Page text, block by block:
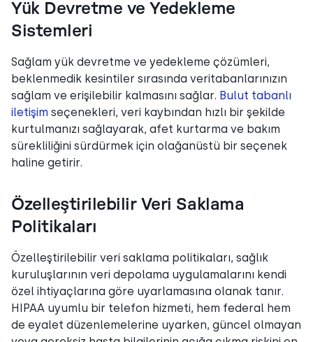
Yük Devretme ve Yedekleme
Sistemleri
Sağlam yük devretme ve yedekleme çözümleri,
beklenmedik kesintiler sırasında veritabanlarınızın
sağlam ve erişilebilir kalmasını sağlar. Bulut tabanlı
iletişim seçenekleri, veri kaybından hızlı bir şekilde
kurtulmanızı sağlayarak, afet kurtarma ve bakım
sürekliliğini sürdürmek için olağanüstü bir seçenek
haline getirir.
Özelleştirilebilir Veri Saklama
Politikaları
Özelleştirilebilir veri saklama politikaları, sağlık
kuruluşlarının veri depolama uygulamalarını kendi
özel ihtiyaçlarına göre uyarlamasına olanak tanır.
HIPAA uyumlu bir telefon hizmeti, hem federal hem
de eyalet düzenlemelerine uyarken, güncel olmayan